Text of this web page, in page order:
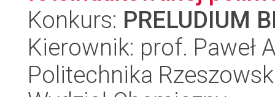
Konkurs: PRELUDIUM
Kierownik: prof. Paweł
Politechnika